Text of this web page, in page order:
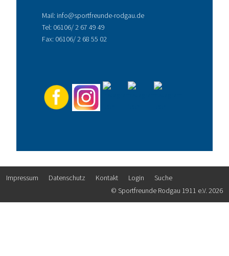
Mail: info@sportfreunde-rodgau.de
Tel: 06106/ 2 67 49 49
Fax: 06106/ 2 68 55 02
Impressum Datenschutz Kontakt Login
Suche
© Sportfreunde Rodgau 1911 e.V. 2026